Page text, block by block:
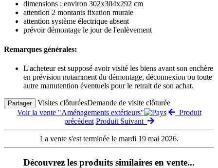
dimensions : environ 302x304x292 cm
attention 2 montants fixation murale
attention système électrique absent
prévoir démontage le jour de l'enlèvement
Remarques générales:
L'acheteur est supposé avoir visité les biens avant son enchère
en prévision notamment du démontage, déconnexion ou toute
autre manutention éventuels pour le retrait de son achat.
Partager Visites clôturéesDemande de visite clôturée
Voir la vente "Aménagements extérieurs"
Produit
précédent Produit Suivant
La vente s'est terminée le mardi 19 mai 2026.
Découvrez les produits similaires en vente...